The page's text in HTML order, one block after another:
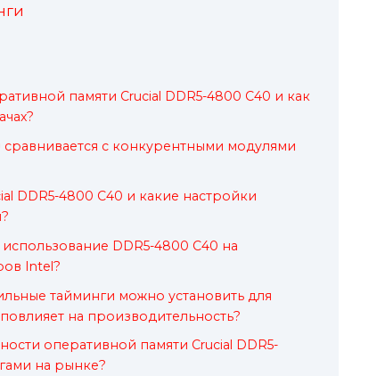
памяти Crucial DDR5-4800 C40 и как
сравнивается с конкурентными модулями
DDR5-4800 C40 и какие настройки
DDR5-4800 C40 на
Intel?
тайминги можно установить для
на производительность?
оперативной памяти Crucial DDR5-
на рынке?